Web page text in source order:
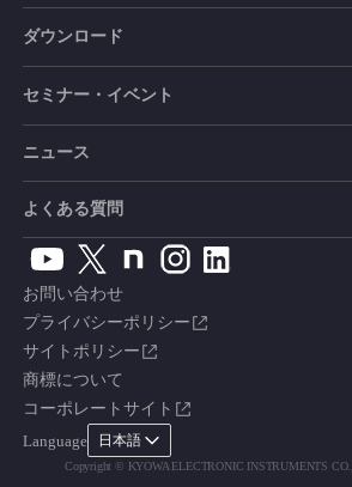
トルクセンサ
間隙水圧計
鉄筋計
沈下計
応力計
継目計
変位計
操舵力・操舵角計
手ブレーキ計・チェンジレバー操作
人体ダミー用センサ
データロガー
指示計・表示器
増幅器（アンプ）
ハンディ測定器（チェッカ）
ソフトウェア
計測システム
道路用計測システム
鉄道用計測システム
自動車用計測システム
試験装置・システム
ブリッジボックス
ケーブル・コネクタ
アクセサリ
オーダーメイド製品
生産終了製品
測定器
光ファイバ計測ソリューション - 学ぶ・
単位変換表
用語集
会社概要
製品輸出時の取り扱いと該非判定書
毒物及び劇物譲受書
安全データシート（SDS）
カタログ・資料のダウンロード
生産終了製品一覧
ダウンロード
カタログ
取扱説明書
CADデータ
ソフトウェアバージョンアップ
総合カタログ
安全データシート（SDS）
CE適合品 受注・販売状況
セミナー・イベント
セミナー・講習会
イベント・展示会
ニュース
よくある質問
お問い合わせ
プライバシーポリシー
サイトポリシー
商標について
コーポレートサイト
Language
日本語
Copyright © KYOWA ELECTRONIC INSTRUMENTS